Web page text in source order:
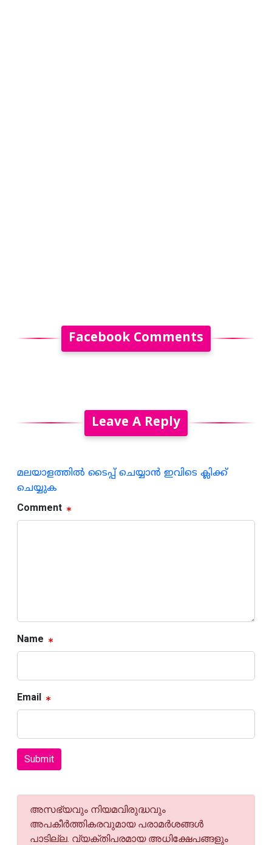
Facebook Comments
Leave A Reply
മലയാളത്തില്‍ ടൈപ്പ് ചെയ്യാന്‍ ഇവിടെ ക്ലിക്ക്
ചെയ്യുക
Comment
Name
Email
Submit
അസഭ്യവും നിയമവിരുദ്ധവും
അപകീര്‍ത്തികരവുമായ പരാമര്‍ശങ്ങള്‍
പാടില്ല. വ്യക്തിപരമായ അധിക്ഷേപങ്ങളും